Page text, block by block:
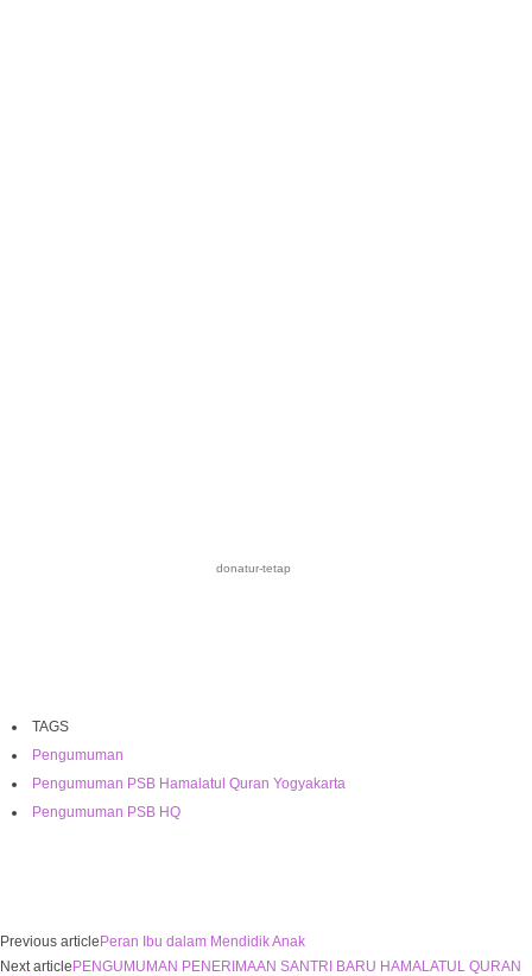
donatur-tetap
TAGS
Pengumuman
Pengumuman PSB Hamalatul Quran Yogyakarta
Pengumuman PSB HQ
Previous articlePeran Ibu dalam Mendidik Anak
Next articlePENGUMUMAN PENERIMAAN SANTRI BARU HAMALATUL QURAN